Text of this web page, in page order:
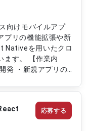
向けモバイルアプ
プリの機能拡張や新
Nativeを用いたクロ
作業内
発 ・新規アプリの
ト、動作検証の実
応募する